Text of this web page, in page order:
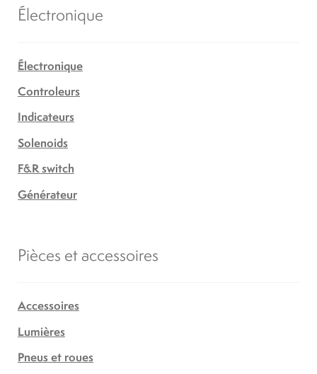
Électronique
Électronique
Controleurs
Indicateurs
Solenoids
F&R switch
Générateur
Pièces et accessoires
Accessoires
Lumières
Pneus et roues